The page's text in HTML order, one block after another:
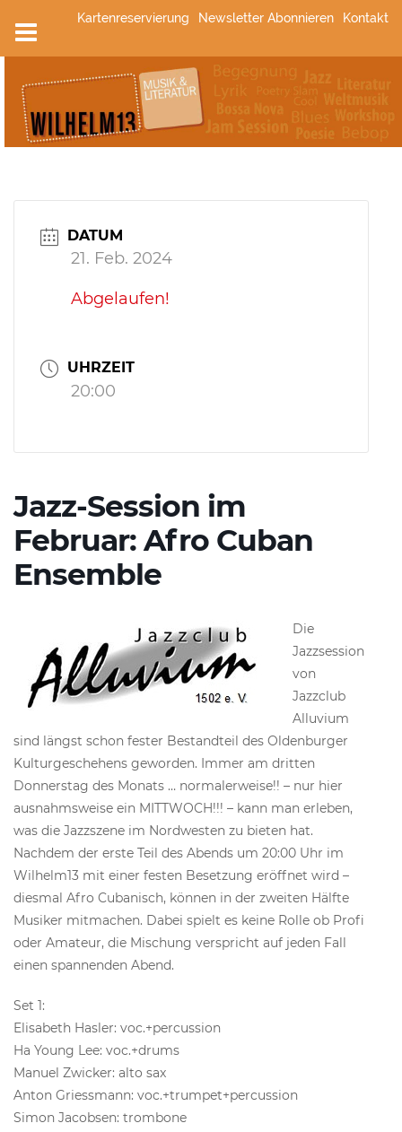
Inhalt
springen
Kartenreservierung Newsletter Abonnieren Kontakt
DATUM
21. Feb. 2024
Abgelaufen!
UHRZEIT
20:00
Jazz-Session im
Februar: Afro Cuban
Ensemble
Die
Jazzsession
von
Jazzclub
Alluvium
sind längst schon fester Bestandteil des Oldenburger
Kulturgeschehens geworden. Immer am dritten
Donnerstag des Monats … normalerweise!! – nur hier
ausnahmsweise ein MITTWOCH!!! – kann man erleben,
was die Jazzszene im Nordwesten zu bieten hat.
Nachdem der erste Teil des Abends um 20:00 Uhr im
Wilhelm13 mit einer festen Besetzung eröffnet wird –
diesmal Afro Cubanisch, können in der zweiten Hälfte
Musiker mitmachen. Dabei spielt es keine Rolle ob Profi
oder Amateur, die Mischung verspricht auf jeden Fall
einen spannenden Abend.
Set 1:
Elisabeth Hasler: voc.+percussion
Ha Young Lee: voc.+drums
Manuel Zwicker: alto sax
Anton Griessmann: voc.+trumpet+percussion
Simon Jacobsen: trombone